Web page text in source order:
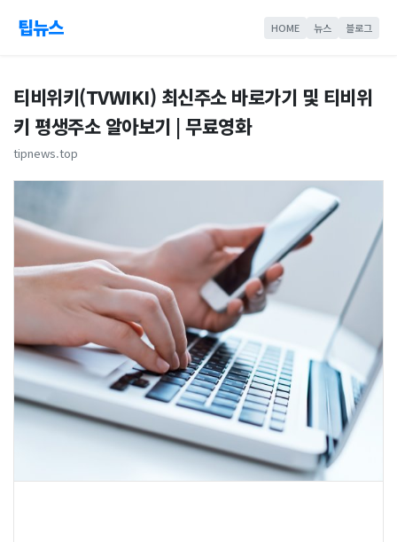
팁뉴스 HOME 뉴스 블로그
티비위키(TVWIKI) 최신주소 바로가기 및 티비위
키 평생주소 알아보기 | 무료영화
tipnews.top